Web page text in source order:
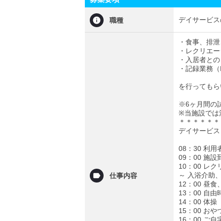
職種 デイサービ
仕事内容
・食事、排
・レクリエ
・入居者と
・記録業務
を行っても
※6ヶ月間の
※当施設では
＊＊＊＊＊
デイサービ
08：30 利用
09：00 施設
10：00 レク
～ 入浴介助
12：00 昼食
13：00 自由
14：00 体操
15：00 おや
16：00 ご自